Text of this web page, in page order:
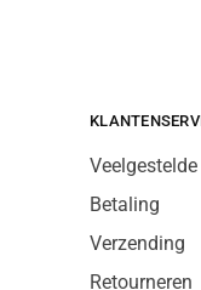
Betaling
Verzending
Retourneren